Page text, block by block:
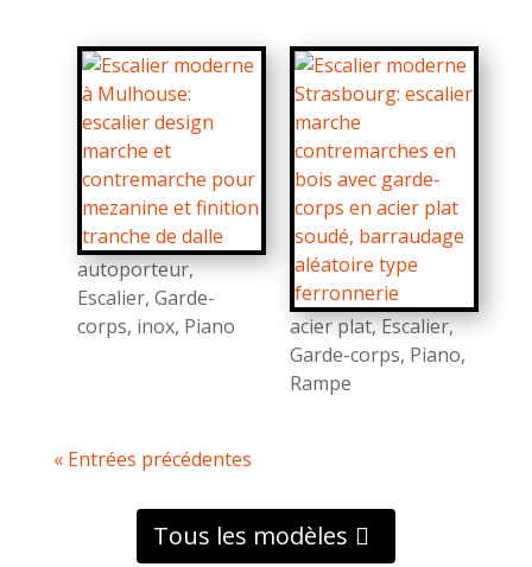
autoporteur,
Escalier, Garde-
corps, inox, Piano acier plat,Escalier,
Garde-corps, Piano,
Rampe
« Entrées précédentes
Tous les modèles